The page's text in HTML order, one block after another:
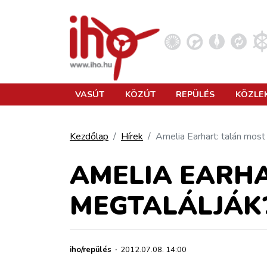
KÖZLEKEDÉSFEJLESZTÉS
ELLÁTÁSI LÁNC
VASÚT KÖZÚT REPÜLÉS
Kezdőlap Hírek Amelia Earhart: talán
AMELIA
iho/repülés · 2012.07.08. 14:00